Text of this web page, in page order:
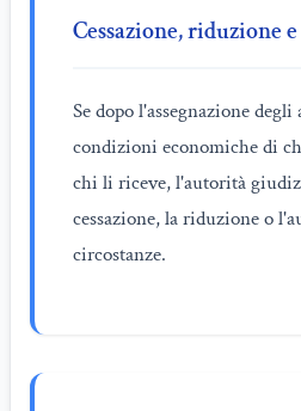
Cessazione, riduzione
Se dopo l'assegnazione
condizioni economiche di
chi li riceve, l'autorità
cessazione, la riduzione o
circostanze.